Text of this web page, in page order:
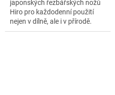
japonských řezbářských nožů
Hiro pro každodenní použití
nejen v dílně, ale i v přírodě.
Nože Hiro jsou produktem